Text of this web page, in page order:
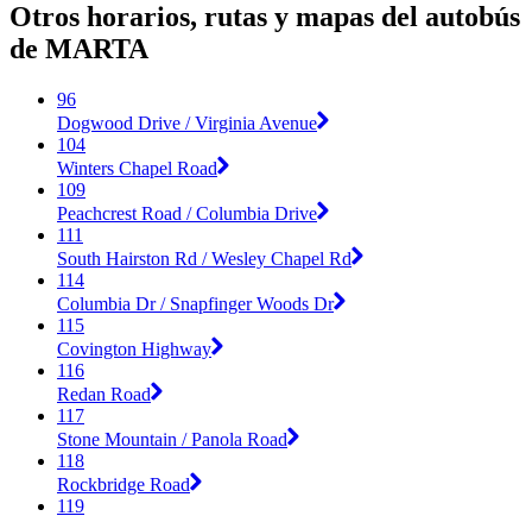
Otros horarios, rutas y mapas del autobús
de MARTA
96
Dogwood Drive / Virginia Avenue
104
Winters Chapel Road
109
Peachcrest Road / Columbia Drive
111
South Hairston Rd / Wesley Chapel Rd
114
Columbia Dr / Snapfinger Woods Dr
115
Covington Highway
116
Redan Road
117
Stone Mountain / Panola Road
118
Rockbridge Road
119